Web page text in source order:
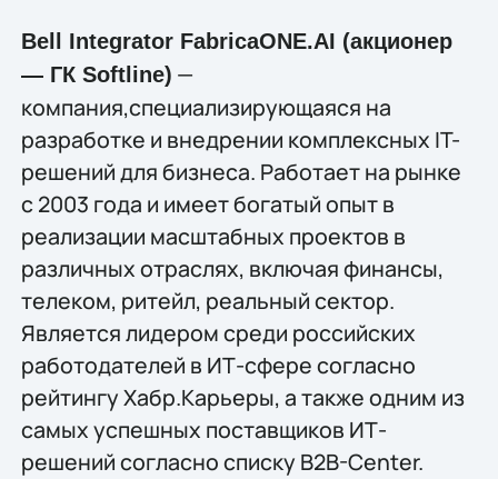
Bell Integrator FabricaONE.AI (акционер
— ГК Softline) —
компания,специализирующаяся на
разработке и внедрении комплексных IT-
решений для бизнеса. Работает на рынке
с 2003 года и имеет богатый опыт в
реализации масштабных проектов в
различных отраслях, включая финансы,
телеком, ритейл, реальный сектор.
Является лидером среди российских
работодателей в ИТ-сфере согласно
рейтингу Хабр.Карьеры, а также одним из
самых успешных поставщиков ИТ-
решений согласно списку B2B-Center.